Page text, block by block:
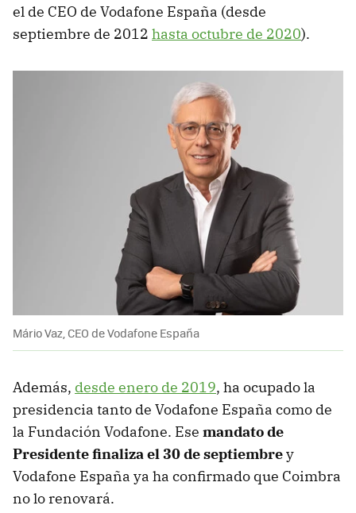
el de CEO de Vodafone España (desde
septiembre de 2012 hasta octubre de 2020).
Mário Vaz, CEO de Vodafone España
Además, desde enero de 2019, ha ocupado la
presidencia tanto de Vodafone España como de
la Fundación Vodafone. Ese mandato de
Presidente finaliza el 30 de septiembrey
Vodafone España ya ha confirmado que Coimbra
no lo renovará.